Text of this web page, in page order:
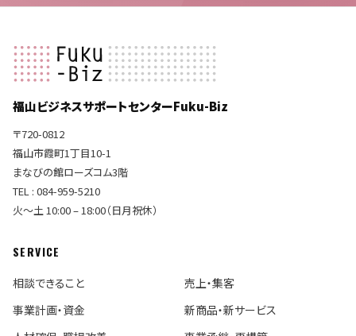
福山ビジネスサポートセンターFuku-Biz
〒720-0812
福山市霞町1丁目10-1
まなびの館ローズコム3階
TEL : 084-959-5210
火〜土 10:00 – 18:00（日月祝休）
SERVICE
相談できること
売上・集客
事業計画・資金
新商品・新サービス